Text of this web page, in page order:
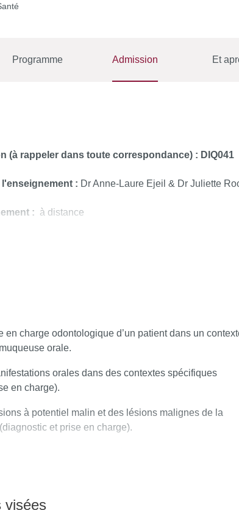
Programme Admission Et
(à rappeler dans toute correspondance) : DIQ041
: Dr Anne-Laure Ejeil & Dr Juliette
: à distance
en charge odontologique d’un patient dans un
orale.
orales dans des contextes spécifiques
en charge).
à potentiel malin et des lésions malignes de la
et prise en charge).
de la réhabilitation orale.
visées